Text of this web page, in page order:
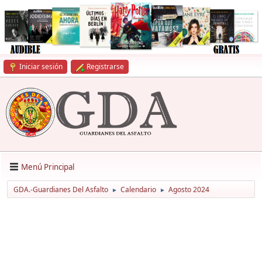
Iniciar sesión Registrarse
Menú Principal
GDA.-Guardianes Del Asfalto ► Calendario ► Agosto 2024